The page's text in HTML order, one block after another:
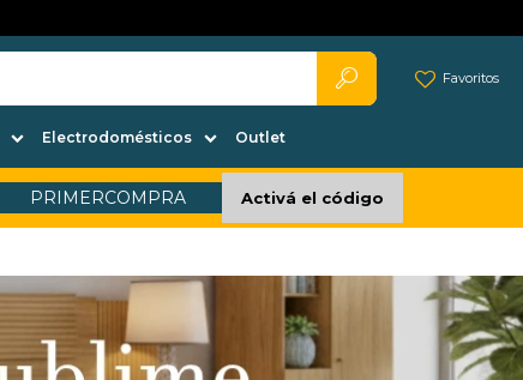
Electrodomésticos Outlet
Favoritos
PRIMERCOMPRA Activá el código